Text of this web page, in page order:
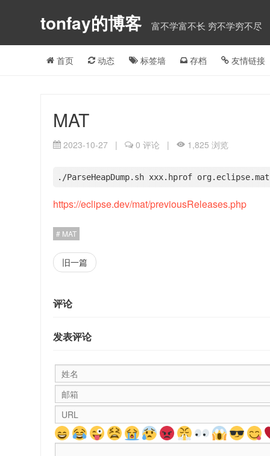
tonfay的博客 富不学富不长 穷不学穷不尽
首页 动态 标签墙 存档 友情链接
MAT
2023-10-27 | 0 评论 | 1,825 浏览
https://eclipse.dev/mat/previousReleases.php
MAT
旧一篇
评论
发表评论